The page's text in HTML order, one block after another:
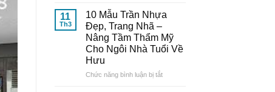
Công
Trần
Thông
11
Th3
10 Mẫu Trần Nhựa
Đẹp, Trang Nhã –
Nâng Tầm Thẩm Mỹ
Cho Ngôi Nhà Tuổi Về
Hưu
Chức năng bình luận bị tắtở